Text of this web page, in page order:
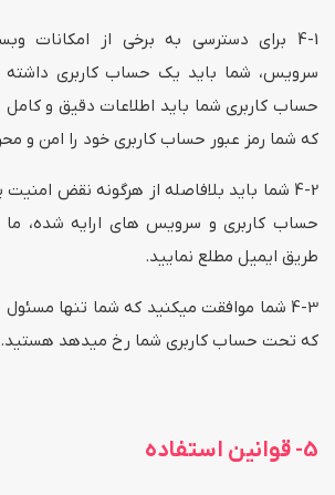
4-1 برای دسترسی به برخی از امکانات
سرویس، شما باید یک حساب کاربری داشته
حساب کاربری شما باید اطلاعات دقیق و
که شما رمز عبور حساب کاربری خود را امن و
4-2 شما باید بلافاصله از هرگونه نقض امنیت
حساب کاربری و سرویس های ارایه شده، ما
طریق ایمیل مطلع نمایید.
4-3 شما موافقت میکنید که شما تنها مسئول
که تحت حساب کاربری شما رخ میدهد هستید.
5- قوانین استفاده